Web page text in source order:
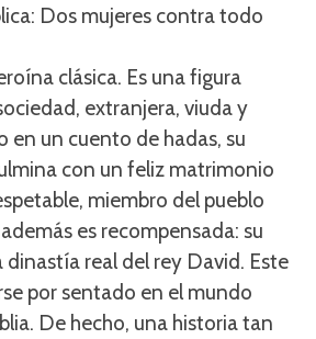
Dos mujeres contra todo
clásica. Es una figura
extranjera, viuda y
en un cuento de hadas, su
con un feliz matrimonio
miembro del pueblo
es recompensada: su
dinastía real del rey David. Este
por sentado en el mundo
De hecho, una historia tan